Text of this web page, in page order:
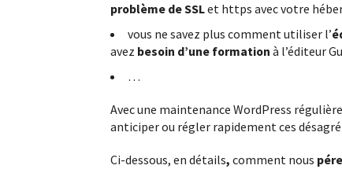
problème de SSLet https avec votre
vous ne savez plus comment utiliser l’
avez besoin d’une formation à l’éditeur
…
Avec une maintenance WordPress
anticiper ou régler rapidement ces
Ci-dessous, en détails, comment nous